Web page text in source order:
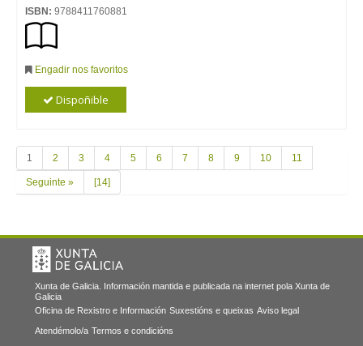
ISBN: 9788411760881
Engadir nos favoritos
Dispoñible
1 2 3 4 5 6 7 8 9 10 11
Seguinte » [14]
Xunta de Galicia. Información mantida e publicada na internet pola Xunta de
Galicia
Oficina de Rexistro e Información Suxestións e queixas Aviso legal
Atendémolo/a Termos e condicións